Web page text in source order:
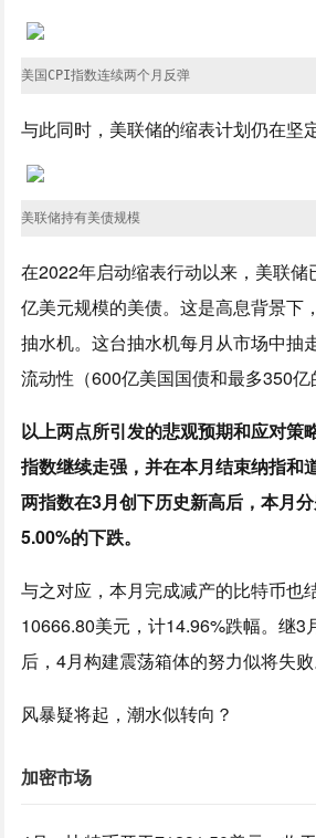
美国CPI指数连续两个月反弹
与此同时，美联储的缩表计划仍在坚
美联储持有美债规模
在2022年启动缩表行动以来，美联储
亿美元规模的美债。这是高息背景下
抽水机。这台抽水机每月从市场中抽
流动性（600亿美国国债和最多350亿
以上两点所引发的悲观预期和应对策
指数继续走强，并在本月结束纳指和
两指数在3月创下历史新高后，本月分
5.00%的下跌。
与之对应，本月完成减产的比特币也
10666.80美元，计14.96%跌幅。继3
后，4月构建震荡箱体的努力似将失败
风暴疑将起，潮水似转向？
加密市场